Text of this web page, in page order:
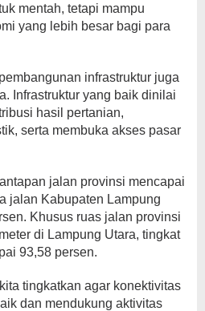
mentah, tetapi mampu
yang lebih besar bagi para
infrastruktur juga
Infrastruktur yang baik dinilai
hasil pertanian,
serta membuka akses pasar
jalan provinsi mencapai
jalan Kabupaten Lampung
Khusus ruas jalan provinsi
di Lampung Utara, tingkat
93,58 persen.
tingkatkan agar konektivitas
dan mendukung aktivitas